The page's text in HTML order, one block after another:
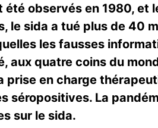
été observés en 1980, et
le sida a tué plus de 40
les fausses
aux quatre coins du
prise en charge
séropositives. La
sur le sida.